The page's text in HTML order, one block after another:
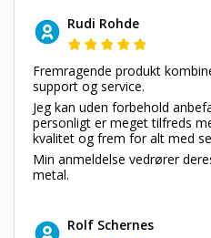
Rudi Rohde
Fremragende produkt
support og service.
Jeg kan uden forbehold
personligt er meget tilfreds
kvalitet og frem for alt med
Min anmeldelse vedrører
metal.
Rolf Schernes